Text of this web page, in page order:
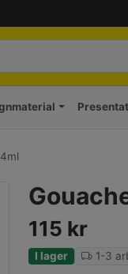
115 kr
I lager 1-3